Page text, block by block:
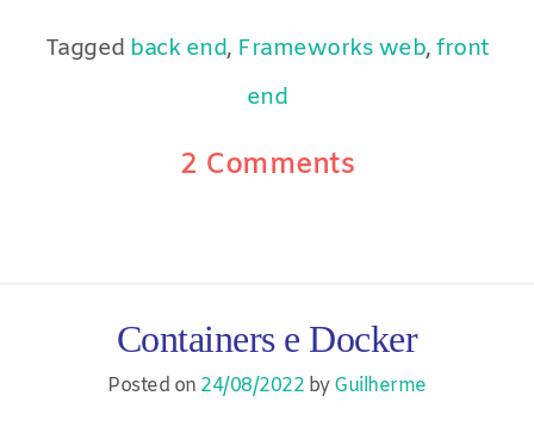
Tagged back end, Frameworks web,front
end
2 Comments
Containers e Docker
Posted on 24/08/2022 byGuilherme